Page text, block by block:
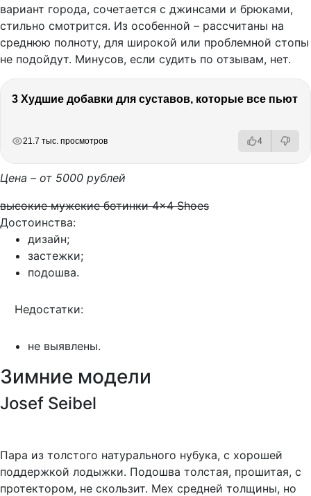
вариант города, сочетается с джинсами и брюками,
стильно смотрится. Из особенной – рассчитаны на
среднюю полноту, для широкой или проблемной стопы
не подойдут. Минусов, если судить по отзывам, нет.
3 Худшие добавки для суставов, которые все пьют
21.7 тыс. просмотров 4
Цена – от 5000 рублей
высокие мужские ботинки 4×4 Shoes
Достоинства:
дизайн;
застежки;
подошва.
Недостатки:
не выявлены.
Зимние модели
Josef Seibel
Пара из толстого натурального нубука, с хорошей
поддержкой лодыжки. Подошва толстая, прошитая, с
протектором, не скользит. Мех средней толщины, но